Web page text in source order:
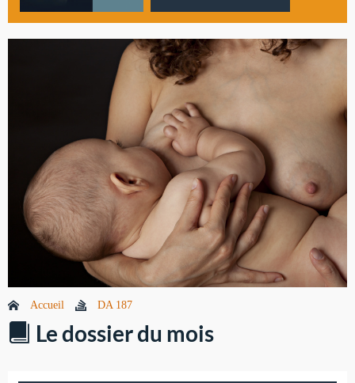
Accueil DA 187
Le dossier du mois